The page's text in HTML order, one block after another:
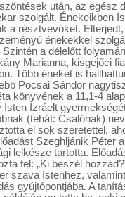
után, az egész
szolgált. Énekeikben
a résztvevőket.
énekekkel
Szintén a délelőtt
Marianna, kisgejőci
Több éneket is
Pocsai Sándor
könyvének a 11,1-4
Isten Izráelt
(tehát: Csalónak)
el sok szeretettel,
Szeghljánik Péter
lelkésze tartotta.
fel: „Ki beszél
szava Istenhez,
gyújtópontjába. A